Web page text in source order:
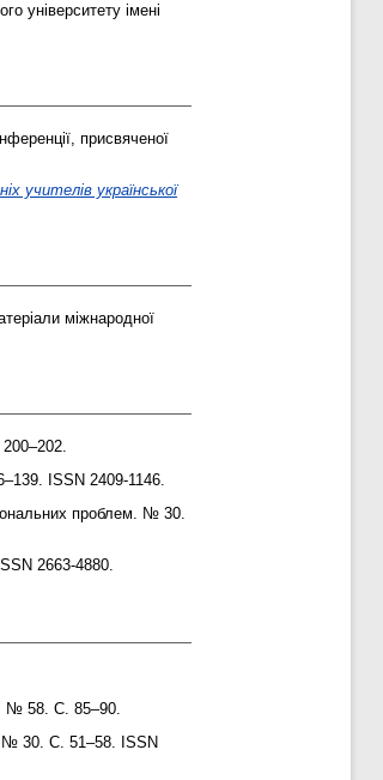
університету імені
присвяченої
учителів української
міжнародної
ISSN 2409-1146.
проблем. № 30.
2663-4880.
№ 58. С. 85–90.
№ 30. С. 51–58. ISSN